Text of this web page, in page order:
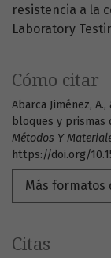
resistencia a la
Laboratory
Cómo citar
Abarca Jiménez,
bloques y prismas
Métodos Y
https://doi.org/
Más formatos
Citas